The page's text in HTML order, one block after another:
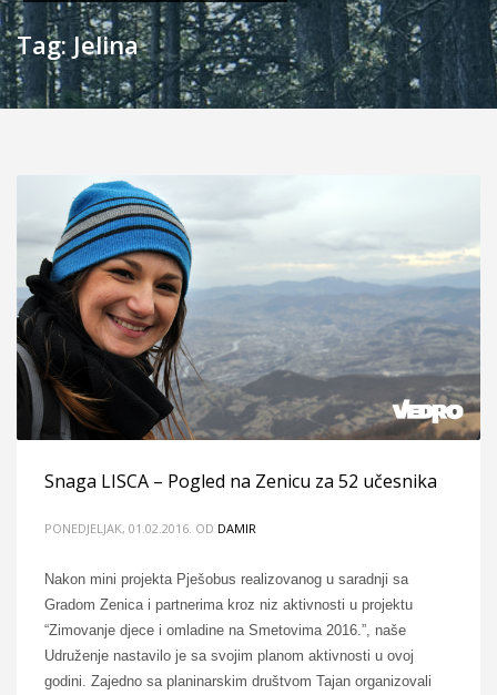
Tag: Jelina
Snaga LISCA – Pogled na Zenicu za 52 učesnika
PONEDJELJAK, 01.02.2016. OD DAMIR
Nakon mini projekta Pješobus realizovanog u saradnji sa
Gradom Zenica i partnerima kroz niz aktivnosti u projektu
“Zimovanje djece i omladine na Smetovima 2016.”, naše
Udruženje nastavilo je sa svojim planom aktivnosti u ovoj
godini. Zajedno sa planinarskim društvom Tajan organizovali